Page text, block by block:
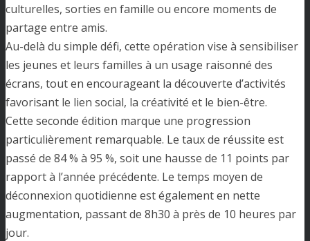
culturelles, sorties en famille ou encore moments de
partage entre amis.
Au-delà du simple défi, cette opération vise à sensibiliser
les jeunes et leurs familles à un usage raisonné des
écrans, tout en encourageant la découverte d’activités
favorisant le lien social, la créativité et le bien-être.
Cette seconde édition marque une progression
particulièrement remarquable. Le taux de réussite est
passé de 84 % à 95 %, soit une hausse de 11 points par
rapport à l’année précédente. Le temps moyen de
déconnexion quotidienne est également en nette
augmentation, passant de 8h30 à près de 10 heures par
jour.